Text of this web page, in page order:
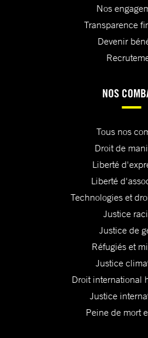
Nos
Transparence
Devenir
NOS
Tous nos
Droit de
Liberté
Liberté
Technologies et
Justice
Justice de
Réfugiés et
Justice
Droit international
Justice
Peine de mort